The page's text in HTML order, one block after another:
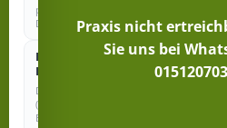
Praxis nicht
Sie uns bei
personenbezogenen
Daten.
Externe
Dienste
Drittanbieter
(z.
B.